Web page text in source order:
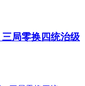
局零换四统治级